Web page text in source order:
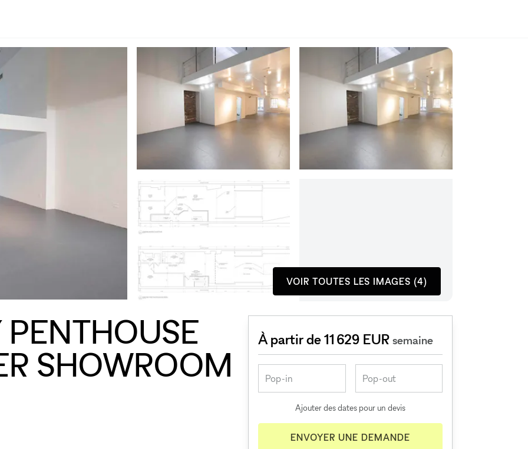
VOIR TOUTES LES IMAGES (4)
SHOWROOM
À partir de 11 629 EURsemaine
Ajouter des dates pour un devis
ENVOYER UNE DEMANDE